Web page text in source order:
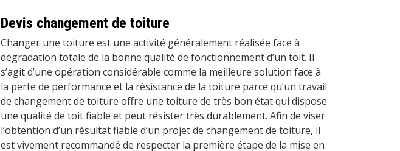
Devis changement de toiture
Changer une toiture est une activité généralement réalisée face à
dégradation totale de la bonne qualité de fonctionnement d’un toit. Il
s’agit d’une opération considérable comme la meilleure solution face à
la perte de performance et la résistance de la toiture parce qu’un travail
de changement de toiture offre une toiture de très bon état qui dispose
une qualité de toit fiable et peut résister très durablement. Afin de viser
l’obtention d’un résultat fiable d’un projet de changement de toiture, il
est vivement recommandé de respecter la première étape de la mise en